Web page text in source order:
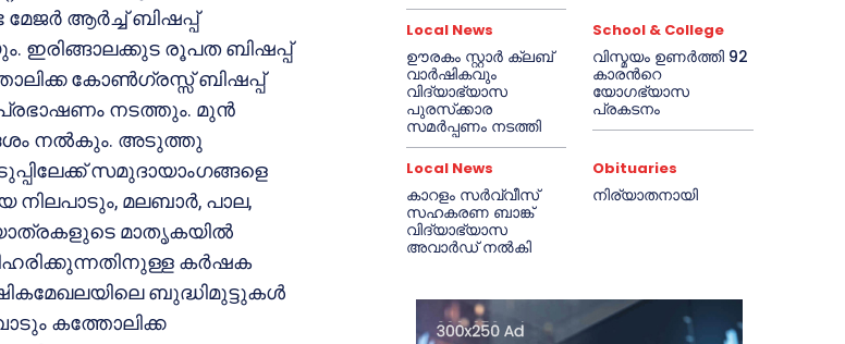
ആര്‍ച്ച് ബിഷപ്പ്
ഇരിങ്ങാലക്കുട രൂപത ബിഷപ്പ്
കോണ്‍ഗ്രസ്സ് ബിഷപ്പ്
നടത്തും. മുന്‍
നല്‍കും. അടുത്തു
സമുദായാംഗങ്ങളെ
നിലപാടും, മലബാര്‍, പാല,
യാത്രകളുടെ മാതൃകയില്‍
കര്‍ഷക
ബുദ്ധിമുട്ടുകള്‍
കത്തോലിക്ക
Local News
ഊരകം സ്റ്റാർ ക്ലബ്
വാർഷികവും
വിദ്യാഭ്യാസ
പുരസ്‌ക്കാര
സമർപ്പണം നടത്തി
School & College
വിസ്മയം ഉണർത്തി 92
കാരൻറെ
യോഗഭ്യാസ
പ്രകടനം
Local News
കാറളം സർവ്വീസ്
സഹകരണ ബാങ്ക്
വിദ്യാഭ്യാസ
അവാർഡ് നൽകി
Obituaries
നിര്യാതനായി